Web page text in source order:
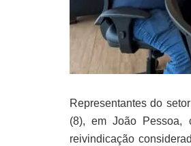
Representantes do
(8), em João Pessoa,
reivindicação